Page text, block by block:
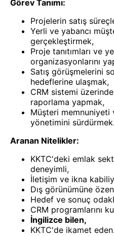
Görev Tanımı:
Projelerin satış
Yerli ve yabancı
gerçekleştirmek,
Proje tanıtımları ve
organizasyonlarını
Satış görüşmelerini
hedeflerine ulaşmak,
CRM sistemi
raporlama yapmak,
Müşteri memnuniyeti
yönetimini sürdürmek.
Aranan Nitelikler:
KKTC'deki emlak
deneyimli,
İletişim ve ikna
Dış görünümüne
Hedef ve sonuç
CRM programlarını
İngilizce bilen,
KKTC'de ikamet eden.